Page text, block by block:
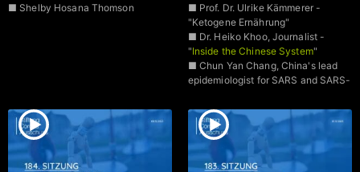
■ Shelby Hosana Thomson
■ Prof. Dr. Ulrike Kämmerer -
"Ketogene Ernährung"
■ Dr. Heiko Khoo, Journalist -
"Inside the Chinese System"
■ Chun Yan Chang, China's lead
epidemiologist for SARS and SARS-